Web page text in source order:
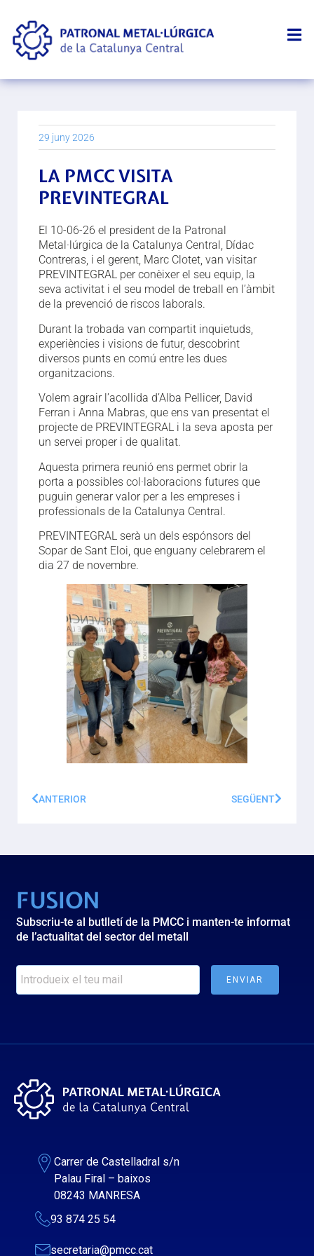
29 juny 2026
LA PMCC VISITA
PREVINTEGRAL
El 10-06-26 el president de la Patronal
Metal·lúrgica de la Catalunya Central, Dídac
Contreras, i el gerent, Marc Clotet, van visitar
PREVINTEGRAL per conèixer el seu equip, la
seva activitat i el seu model de treball en l’àmbit
de la prevenció de riscos laborals.
Durant la trobada van compartit inquietuds,
experiències i visions de futur, descobrint
diversos punts en comú entre les dues
organitzacions.
Volem agrair l’acollida d’Alba Pellicer, David
Ferran i Anna Mabras, que ens van presentat el
projecte de PREVINTEGRAL i la seva aposta per
un servei proper i de qualitat.
Aquesta primera reunió ens permet obrir la
porta a possibles col·laboracions futures que
puguin generar valor per a les empreses i
professionals de la Catalunya Central.
PREVINTEGRAL serà un dels espónsors del
Sopar de Sant Eloi, que enguany celebrarem el
dia 27 de novembre.
ANTERIOR SEGÜENT
FUSION
Subscriu-te al butlletí de la PMCC i manten-te informat
de l’actualitat del sector del metall
Carrer de Castelladral s/n
Palau Firal – baixos
08243 MANRESA
93 874 25 54
secretaria@pmcc.cat